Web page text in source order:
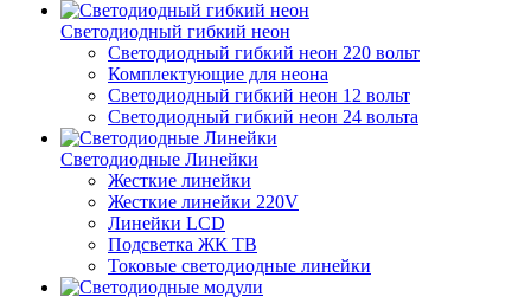
Светодиодный гибкий неон
Светодиодный гибкий неон 220 вольт
Комплектующие для неона
Светодиодный гибкий неон 12 вольт
Светодиодный гибкий неон 24 вольта
Светодиодные Линейки
Жесткие линейки
Жесткие линейки 220V
Линейки LCD
Подсветка ЖК ТВ
Токовые светодиодные линейки